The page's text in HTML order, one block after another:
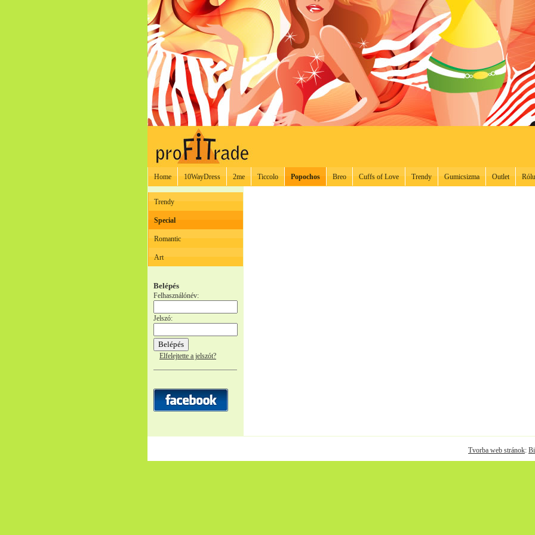
Home 10WayDress 2me Ticcolo Popochos Breo Cuffs of Love Trendy Gumicsizma Outlet
Trendy
Special
Romantic
Art
Belépés
Felhasználónév:
Jelszó:
Elfelejtette a jelszót?
Tvorba web stránok: